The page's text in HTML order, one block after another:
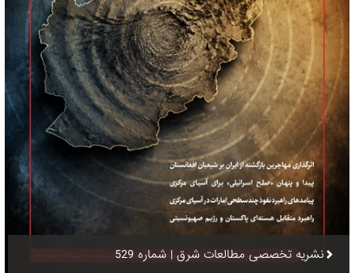
نشریه تخصصی مطالعات شرق | شماره 529